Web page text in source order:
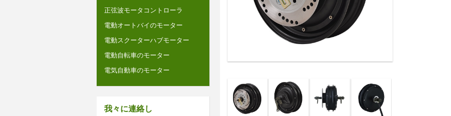
正弦波モータコントローラ
電動オートバイのモーター
電動スクーターハブモーター
電動自転車のモーター
電気自動車のモーター
我々に連絡し